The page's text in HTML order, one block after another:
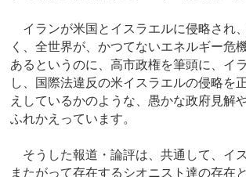
イランが米国とイスラエルに侵略され
く、全世界が、かつてないエネルギー危
あるというのに、高市政権を筆頭に、イ
し、国際法違反の米イスラエルの侵略を
えしているかのような、愚かな政府見解
ふれかえっています。
そうした報道・論評は、共通して、イ
またがって存在するシオニスト達の存在